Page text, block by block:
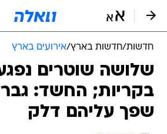
חדשות/חדשות בארץ/אירועים בארץ
שלושה שוטרים
בקריות; החשד: גבר
שפך עליהם דלק